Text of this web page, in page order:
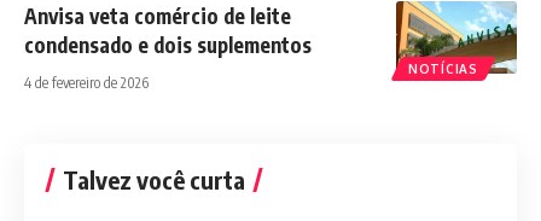
NOTÍCIAS
Anvisa veta comércio de leite
condensado e dois suplementos
4 de fevereiro de 2026
Talvez você curta